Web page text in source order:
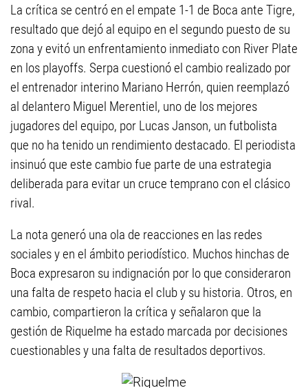
La crítica se centró en el empate 1-1 de Boca ante Tigre,
resultado que dejó al equipo en el segundo puesto de su
zona y evitó un enfrentamiento inmediato con River Plate
en los playoffs. Serpa cuestionó el cambio realizado por
el entrenador interino Mariano Herrón, quien reemplazó
al delantero Miguel Merentiel, uno de los mejores
jugadores del equipo, por Lucas Janson, un futbolista
que no ha tenido un rendimiento destacado. El periodista
insinuó que este cambio fue parte de una estrategia
deliberada para evitar un cruce temprano con el clásico
rival.
La nota generó una ola de reacciones en las redes
sociales y en el ámbito periodístico. Muchos hinchas de
Boca expresaron su indignación por lo que consideraron
una falta de respeto hacia el club y su historia. Otros, en
cambio, compartieron la crítica y señalaron que la
gestión de Riquelme ha estado marcada por decisiones
cuestionables y una falta de resultados deportivos.